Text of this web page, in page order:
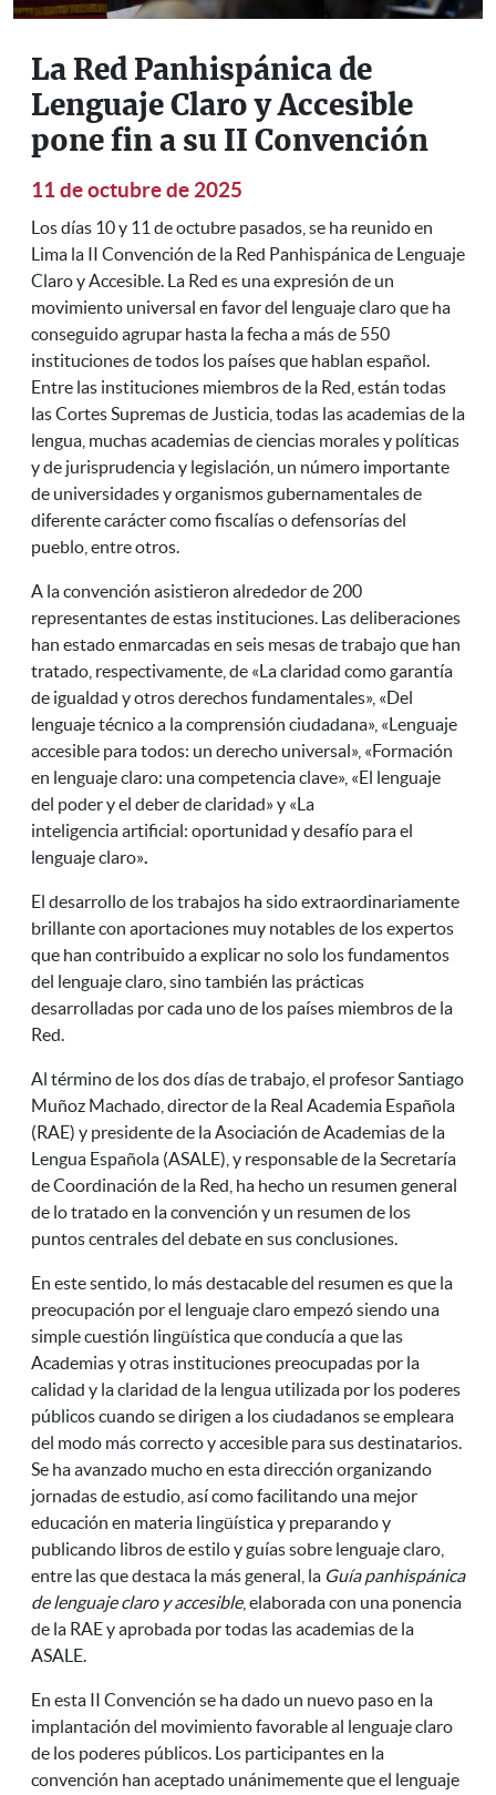
La Red Panhispánica de
Lenguaje Claro y Accesible
pone fin a su II Convención
11 de octubre de 2025
Los días 10 y 11 de octubre pasados, se ha reunido en
Lima la II Convención de la Red Panhispánica de Lenguaje
Claro y Accesible. La Red es una expresión de un
movimiento universal en favor del lenguaje claro que ha
conseguido agrupar hasta la fecha a más de 550
instituciones de todos los países que hablan español.
Entre las instituciones miembros de la Red, están todas
las Cortes Supremas de Justicia, todas las academias de la
lengua, muchas academias de ciencias morales y políticas
y de jurisprudencia y legislación, un número importante
de universidades y organismos gubernamentales de
diferente carácter como fiscalías o defensorías del
pueblo, entre otros.
A la convención asistieron alrededor de 200
representantes de estas instituciones. Las deliberaciones
han estado enmarcadas en seis mesas de trabajo que han
tratado, respectivamente, de «La claridad como garantía
de igualdad y otros derechos fundamentales», «Del
lenguaje técnico a la comprensión ciudadana», «Lenguaje
accesible para todos: un derecho universal», «Formación
en lenguaje claro: una competencia clave», «El lenguaje
del poder y el deber de claridad» y «La
inteligencia artificial: oportunidad y desafío para el
lenguaje claro».
El desarrollo de los trabajos ha sido extraordinariamente
brillante con aportaciones muy notables de los expertos
que han contribuido a explicar no solo los fundamentos
del lenguaje claro, sino también las prácticas
desarrolladas por cada uno de los países miembros de la
Red.
Al término de los dos días de trabajo, el profesor Santiago
Muñoz Machado, director de la Real Academia Española
(RAE) y presidente de la Asociación de Academias de la
Lengua Española (ASALE), y responsable de la Secretaría
de Coordinación de la Red, ha hecho un resumen general
de lo tratado en la convención y un resumen de los
puntos centrales del debate en sus conclusiones.
En este sentido, lo más destacable del resumen es que la
preocupación por el lenguaje claro empezó siendo una
simple cuestión lingüística que conducía a que las
Academias y otras instituciones preocupadas por la
calidad y la claridad de la lengua utilizada por los poderes
públicos cuando se dirigen a los ciudadanos se empleara
del modo más correcto y accesible para sus destinatarios.
Se ha avanzado mucho en esta dirección organizando
jornadas de estudio, así como facilitando una mejor
educación en materia lingüística y preparando y
publicando libros de estilo y guías sobre lenguaje claro,
entre las que destaca la más general, la Guía panhispánica
de lenguaje claro yaccesible, elaborada con una ponencia
de la RAE y aprobada por todas las academias de la
ASALE.
En esta II Convención se ha dado un nuevo paso en la
implantación del movimiento favorable al lenguaje claro
de los poderes públicos. Los participantes en la
convención han aceptado unánimemente que el lenguaje